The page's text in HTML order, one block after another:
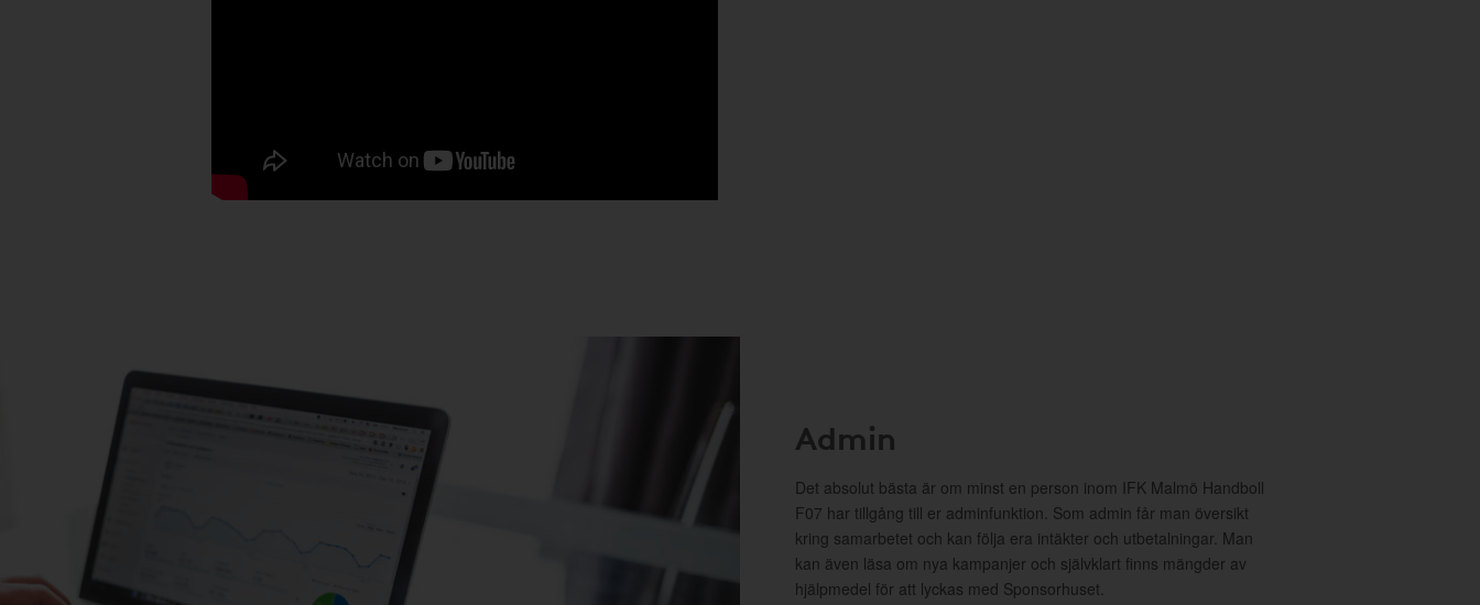
Admin
Det absolut bästa är om minst en person inom IFK Malmö Handboll
F07 har tillgång till er adminfunktion. Som admin får man översikt
kring samarbetet och kan följa era intäkter och utbetalningar. Man
kan även läsa om nya kampanjer och självklart finns mängder av
hjälpmedel för att lyckas med Sponsorhuset.